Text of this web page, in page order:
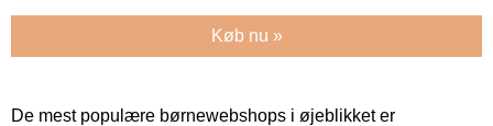
Køb nu »
De mest populære børnewebshops i øjeblikket er